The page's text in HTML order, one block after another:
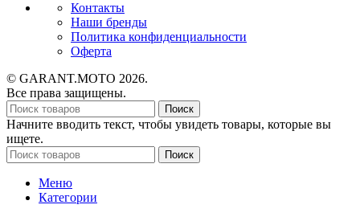
Контакты
Наши бренды
Политика конфиденциальности
Оферта
© GARANT.MOTO 2026.
Все права защищены.
Поиск
Начните вводить текст, чтобы увидеть товары, которые вы
ищете.
Поиск
Меню
Категории